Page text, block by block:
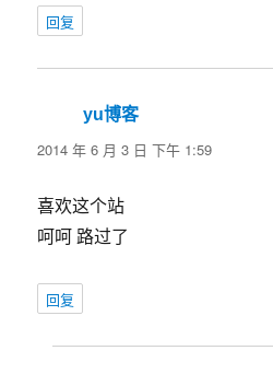
回复
yu博客说
道：
2014 年 6 月 3 日 下午 1:59
喜欢这个站
呵呵 路过了
回复